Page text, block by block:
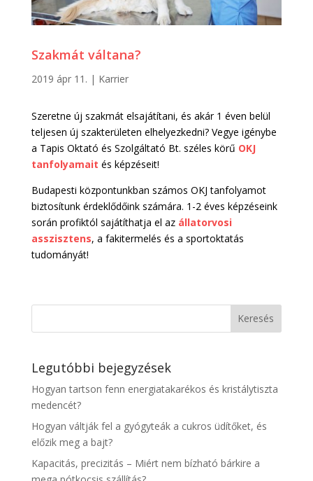
Szakmát váltana?
2019 ápr 11. | Karrier
Szeretne új szakmát elsajátítani, és akár 1 éven belül
teljesen új szakterületen elhelyezkedni? Vegye igénybe
a Tapis Oktató és Szolgáltató Bt. széles körű OKJ
tanfolyamait és képzéseit!
Budapesti központunkban számos OKJ tanfolyamot
biztosítunk érdeklődőink számára. 1-2 éves képzéseink
során profiktól sajátíthatja el az állatorvosi
asszisztens, a fakitermelés és a sportoktatás
tudományát!
Legutóbbi bejegyzések
Hogyan tartson fenn energiatakarékos és kristálytiszta
medencét?
Hogyan váltják fel a gyógyteák a cukros üdítőket, és
előzik meg a bajt?
Kapacitás, precizitás – Miért nem bízható bárkire a